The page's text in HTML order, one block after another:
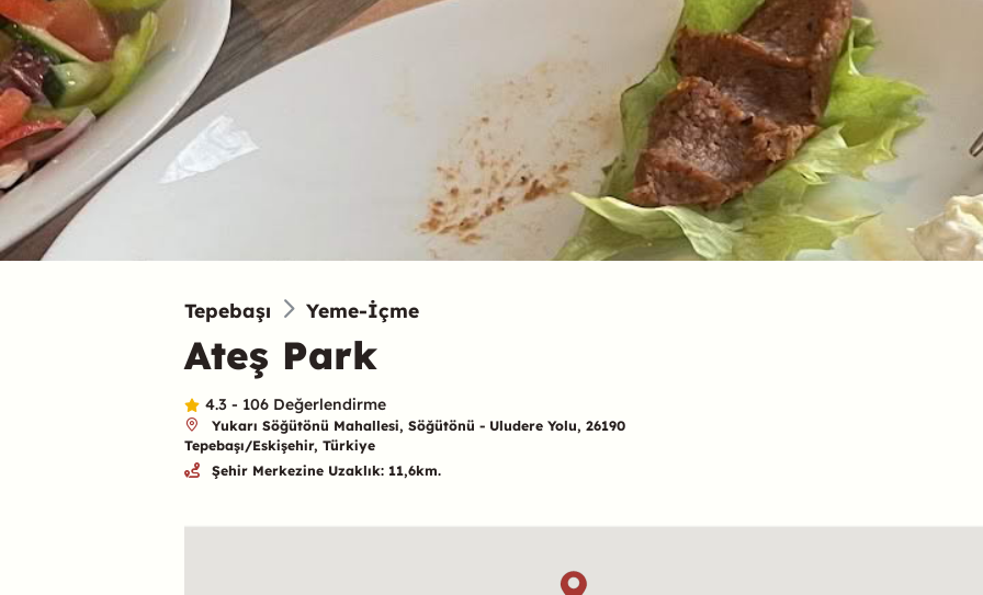
Tepebaşı Yeme-İçme
Ateş Park
4.3 - 106 Değerlendirme
Yukarı Söğütönü Mahallesi, Söğütönü - Uludere Yolu, 26190
Tepebaşı/Eskişehir, Türkiye
Şehir Merkezine Uzaklık: 11,6km.